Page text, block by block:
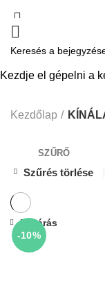
Kezdőlap
SZŰRŐ
Szűrés törlése
-10%
Bezárás
Kezdje el gépelni a